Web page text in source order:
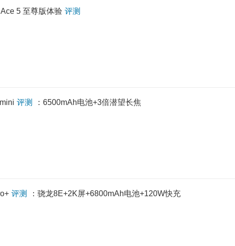
5 至尊版体验 评测
评测 ：6500mAh电池+3倍潜望长焦
评测 ：骁龙8E+2K屏+6800mAh电池+120W快充